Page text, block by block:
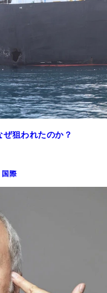
狙われたのか？
国際